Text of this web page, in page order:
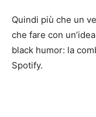
Quindi più che un
che fare con
black humor: la
Spotify.